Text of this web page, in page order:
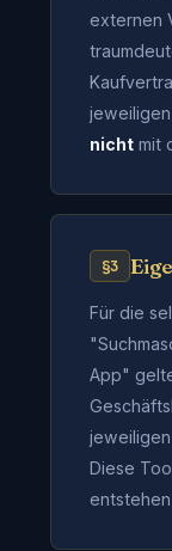
externen
nicht mit
§3
Für die
App"
Diese